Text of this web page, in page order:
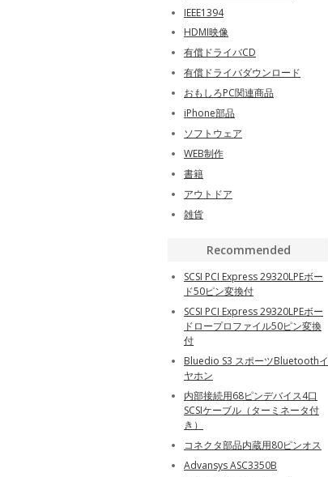
IEEE1394
HDMI映像
有償ドライバCD
有償ドライバダウンロード
おもしろPC関連商品
iPhone部品
ソフトウェア
WEB制作
書籍
アウトドア
雑貨
Recommended
SCSI PCI Express 29320LPEボー
ド50ピン変換付
SCSI PCI Express 29320LPEボー
ドロープロファイル50ピン変換
付
Bluedio S3 スポーツBluetoothイ
ヤホン
内部接続用68ピンデバイス4口
SCSIケーブル（ターミネータ付
き）
コネクタ部品内蔵用80ピンオス
Advansys ASC3350B